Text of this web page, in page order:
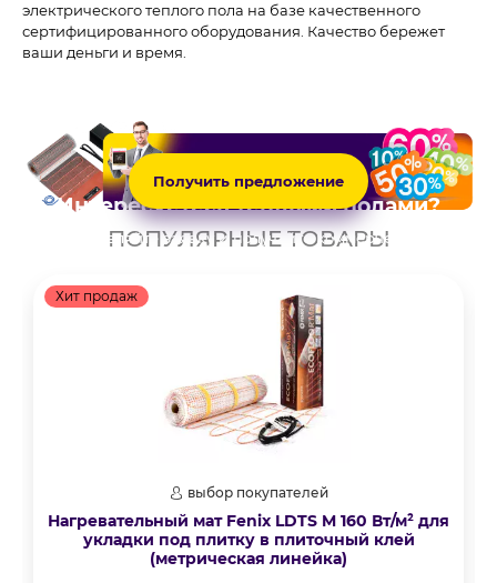
электрического теплого пола на базе качественного
сертифицированного оборудования. Качество бережет
ваши деньги и время.
Интересуетесь теплыми полами?
Оставляйте заявку и получайте коммерческое
Получить предложение
ПОПУЛЯРНЫЕ ТОВАРЫ
Хит продаж
выбор покупателей
Нагревательный мат Fenix LDTS M 160 Вт/м² для
укладки под плитку в плиточный клей
(метрическая линейка)